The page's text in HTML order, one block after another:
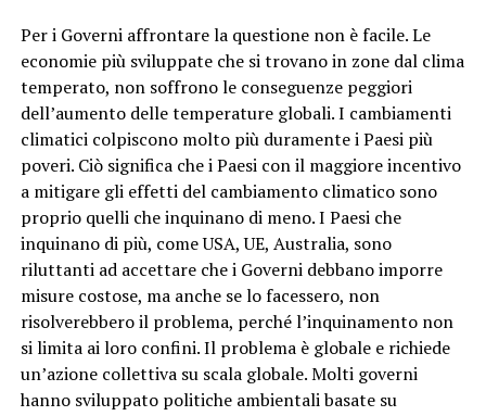
Per i Governi affrontare la questione non è facile. Le
economie più sviluppate che si trovano in zone dal clima
temperato, non soffrono le conseguenze peggiori
dell’aumento delle temperature globali. I cambiamenti
climatici colpiscono molto più duramente i Paesi più
poveri. Ciò significa che i Paesi con il maggiore incentivo
a mitigare gli effetti del cambiamento climatico sono
proprio quelli che inquinano di meno. I Paesi che
inquinano di più, come USA, UE, Australia, sono
riluttanti ad accettare che i Governi debbano imporre
misure costose, ma anche se lo facessero, non
risolverebbero il problema, perché l’inquinamento non
si limita ai loro confini. Il problema è globale e richiede
un’azione collettiva su scala globale. Molti governi
hanno sviluppato politiche ambientali basate su